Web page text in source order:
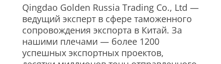
Qingdao Golden Russia Trading Co., Ltd —
ведущий эксперт в сфере таможенного
сопровождения экспорта в Китай. За
нашими плечами — более 1200
успешных экспортных проектов,